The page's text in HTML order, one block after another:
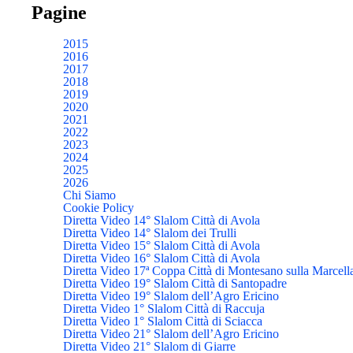
Pagine
2015
2016
2017
2018
2019
2020
2021
2022
2023
2024
2025
2026
Chi Siamo
Cookie Policy
Diretta Video 14° Slalom Città di Avola
Diretta Video 14° Slalom dei Trulli
Diretta Video 15° Slalom Città di Avola
Diretta Video 16° Slalom Città di Avola
Diretta Video 17ª Coppa Città di Montesano sulla
Diretta Video 19° Slalom Città di Santopadre
Diretta Video 19° Slalom dell’Agro Ericino
Diretta Video 1° Slalom Città di Raccuja
Diretta Video 1° Slalom Città di Sciacca
Diretta Video 21° Slalom dell’Agro Ericino
Diretta Video 21° Slalom di Giarre